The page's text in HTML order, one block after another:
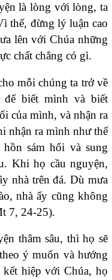
là lòng với lòng, ta
thế, đừng lý luận cao
lên với Chúa những
chất chẳng có gì.
mỗi chúng ta trở về
để biết mình và biết
của mình, và nhận ra
nhận ra mình như thế
sám hối và sung
Khi họ cầu nguyện,
nhà trên đá. Dù mưa
nhà ấy cũng không
7, 24-25).
thâm sâu, thì họ sẽ
ý muốn và hướng
hiệp với Chúa, họ